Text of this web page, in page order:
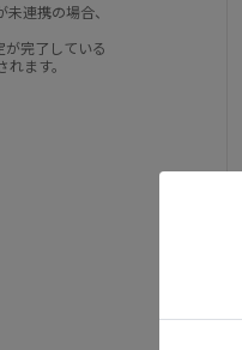
連携の場合、
完了している
ます。